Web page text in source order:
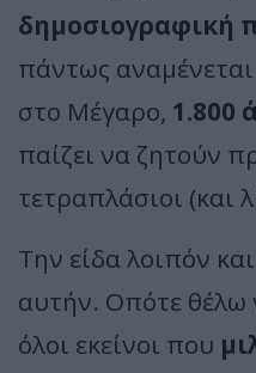
δημοσιογραφική
πάντως
στο Μέγαρο, 1.800
παίζει να ζητούν
τετραπλάσιοι (και
Την είδα λοιπόν
αυτήν. Οπότε θέλω
όλοι εκείνοι που